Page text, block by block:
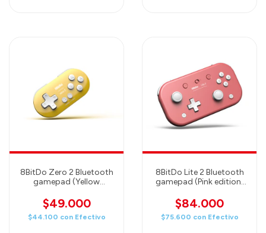
8BitDo Zero 2 Bluetooth
gamepad (Yellow
$49.000
$44.100 con Efectivo
8BitDo Lite 2 Bluetooth
gamepad (Pink edition)
$84.000
$75.600 con Efectivo